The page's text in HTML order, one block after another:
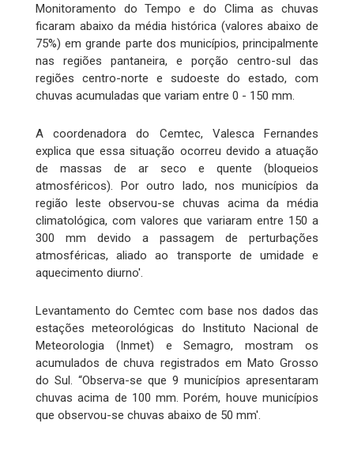
Monitoramento do Tempo e do Clima as chuvas
ficaram abaixo da média histórica (valores abaixo de
75%) em grande parte dos municípios, principalmente
nas regiões pantaneira, e porção centro-sul das
regiões centro-norte e sudoeste do estado, com
chuvas acumuladas que variam entre 0 - 150 mm.
A coordenadora do Cemtec, Valesca Fernandes
explica que essa situação ocorreu devido a atuação
de massas de ar seco e quente (bloqueios
atmosféricos). Por outro lado, nos municípios da
região leste observou-se chuvas acima da média
climatológica, com valores que variaram entre 150 a
300 mm devido a passagem de perturbações
atmosféricas, aliado ao transporte de umidade e
aquecimento diurno'.
Levantamento do Cemtec com base nos dados das
estações meteorológicas do Instituto Nacional de
Meteorologia (Inmet) e Semagro, mostram os
acumulados de chuva registrados em Mato Grosso
do Sul. “Observa-se que 9 municípios apresentaram
chuvas acima de 100 mm. Porém, houve municípios
que observou-se chuvas abaixo de 50 mm'.